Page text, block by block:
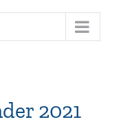
2021